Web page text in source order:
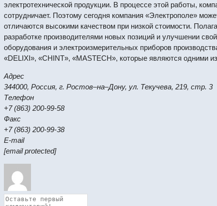
электротехнической продукции. В процессе этой работы,
сотрудничает. Поэтому сегодня компания «Электрополе»
отличаются высокими качеством при низкой стоимости.
разработке производителями новых позиций и улучшении
оборудования и электроизмерительных приборов
«DELIXI», «CHINT», «MASTECH», которые являются одними
Адрес
344000, Россия, г. Ростов–на–Дону, ул. Текучева, 219, стр. 3
Телефон
+7 (863) 200-99-58
Факс
+7 (863) 200-99-38
E-mail
[email protected]